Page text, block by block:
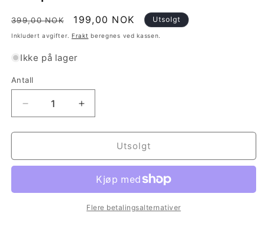
Vanlig
pris
399,00 NOK Salgspris
199,00 NOK Utsolgt
Inkludert avgifter. Frakt beregnes ved kassen.
Ikke på lager
Antall
Antall
antallet
for
Pledd
Øk
antallet
for
Stephania
Pledd
Utsolgt
Flere betalingsalternativer